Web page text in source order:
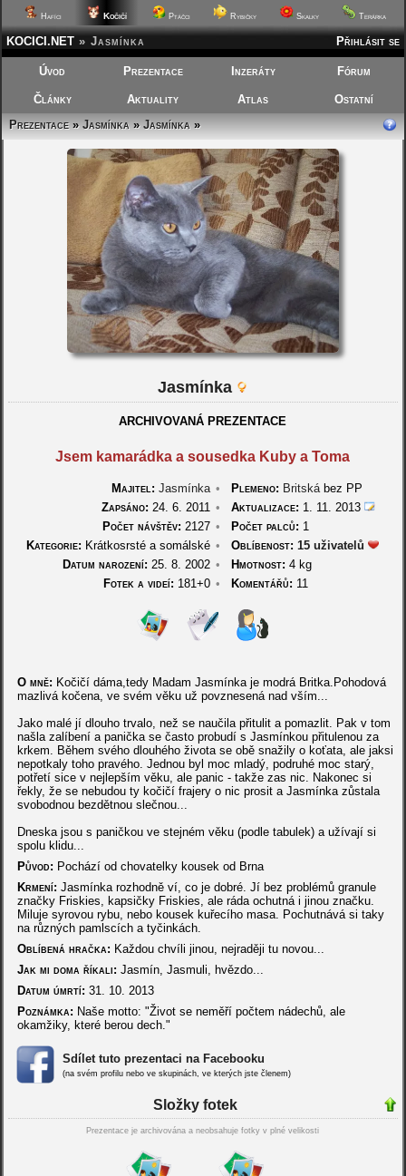
Hafíci Kočičí Ptáčci Rybičky Skalky Terárka
Přihlásit se
KOCICI.NET » Jasmínka
Úvod Prezentace Inzeráty Fórum
Články Aktuality Atlas
Ostatní
Prezentace»Jasmínka»Jasmínka»
Jasmínka
ARCHIVOVANÁ PREZENTACE
Jsem kamarádka a sousedka Kuby a Toma
Majitel: Jasmínka • Plemeno: Britskábez PP
Zapsáno: 24. 6. 2011 • Aktualizace: 1. 11. 2013
Počet návštěv: 2127 • Počet palců: 1
Kategorie: Krátkosrsté a somálské • Oblíbenost: 15 uživatelů
Datum narození: 25. 8. 2002 • Hmotnost: 4 kg
Fotek a videí: 181+0 • Komentářů: 11
O mně: Kočičí dáma,tedy Madam Jasmínka je modrá Britka.Pohodová
mazlivá kočena, ve svém věku už povznesená nad vším...
Jako malé jí dlouho trvalo, než se naučila přitulit a pomazlit. Pak v tom
našla zalíbení a panička se často probudí s Jasmínkou přitulenou za
krkem. Během svého dlouhého života se obě snažily o koťata, ale jaksi
nepotkaly toho pravého. Jednou byl moc mladý, podruhé moc starý,
potřetí sice v nejlepším věku, ale panic - takže zas nic. Nakonec si
řekly, že se nebudou ty kočičí frajery o nic prosit a Jasmínka zůstala
svobodnou bezdětnou slečnou...
Dneska jsou s paničkou ve stejném věku (podle tabulek) a užívají si
spolu klidu...
Původ: Pochází od chovatelky kousek od Brna
Krmení: Jasmínka rozhodně ví, co je dobré. Jí bez problémů granule
značky Friskies, kapsičky Friskies, ale ráda ochutná i jinou značku.
Miluje syrovou rybu, nebo kousek kuřecího masa. Pochutnává si taky
na různých pamlscích a tyčinkách.
Oblíbená hračka: Každou chvíli jinou, nejraději tu novou...
Jak mi doma říkali: Jasmín, Jasmuli, hvězdo...
Datum úmrtí: 31. 10. 2013
Poznámka: Naše motto: "Život se neměří počtem nádechů, ale
okamžiky, které berou dech."
Sdílet tuto prezentaci na Facebooku
(na svém profilu nebo ve skupinách, ve kterých jste členem)
Složky fotek
Prezentace je archivována a neobsahuje fotky v plné velikosti